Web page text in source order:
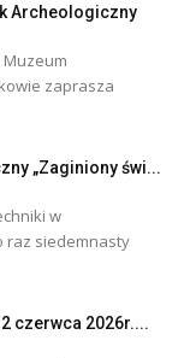
Archeologiczny
zaprasza
„Zaginiony świ...
w
raz siedemnasty
czerwca 2026r....